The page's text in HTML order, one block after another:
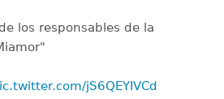
los responsables de la
jS6QEYIVCd